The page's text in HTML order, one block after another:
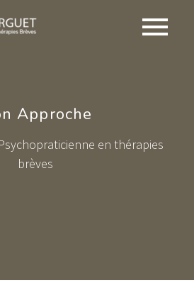
Approche
en thérapies
brèves